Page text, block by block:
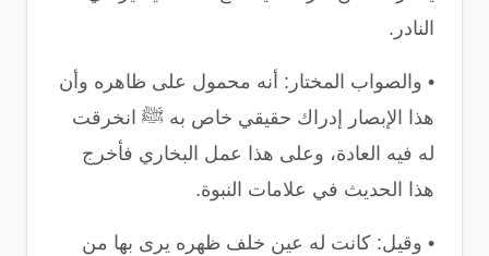
النادر .
• والصواب المختار: أنه محمول على ظاهره وأن
هذا الإبصار إدراك حقيقي خاص به ﷺ انخرقت
له فيه العادة، وعلى هذا عمل البخاري فأخرج
هذا الحديث في علامات النبوة.
• وقيل: كانت له عين خلف ظهره يرى بها من